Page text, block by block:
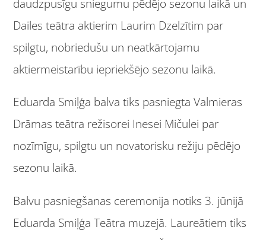
daudzpusīgu sniegumu pēdējo sezonu laikā un
Dailes teātra aktierim Laurim Dzelzītim par
spilgtu, nobriedušu un neatkārtojamu
aktiermeistarību iepriekšējo sezonu laikā.
Eduarda Smiļģa balva tiks pasniegta Valmieras
Drāmas teātra režisorei Inesei Mičulei par
nozīmīgu, spilgtu un novatorisku režiju pēdējo
sezonu laikā.
Balvu pasniegšanas ceremonija notiks 3. jūnijā
Eduarda Smiļģa Teātra muzejā. Laureātiem tiks